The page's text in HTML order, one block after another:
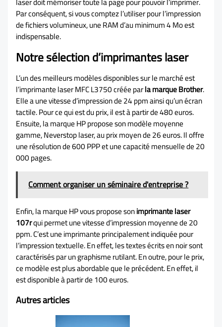
Par conséquent, si vous comptez l’utiliser pour l’impression
de fichiers volumineux, une RAM d’au minimum 4 Mo est
indispensable.
Notre sélection d’imprimantes laser
L’un des meilleurs modèles disponibles sur le marché est
l’imprimante laser MFC L3750 créée parla marque Brother.
Elle a une vitesse d’impression de 24 ppm ainsi qu’un écran
tactile. Pour ce qui est du prix, il est à partir de 480 euros.
Ensuite, la marque HP propose son modèle moyenne
gamme, Neverstop laser, au prix moyen de 26 euros. Il offre
une résolution de 600 PPP et une capacité mensuelle de 20
000 pages.
Comment organiser un séminaire d'entreprise ?
Enfin, la marque HP vous propose sonimprimante laser
107rqui permet une vitesse d’impression moyenne de 20
ppm. C’est une imprimante principalement indiquée pour
l’impression textuelle. En effet, les textes écrits en noir sont
caractérisés par un graphisme rutilant. En outre, pour le prix,
ce modèle est plus abordable que le précédent. En effet, il
est disponible à partir de 100 euros.
Autres articles